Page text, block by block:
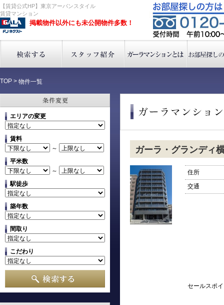
【賃貸公式HP】東京アーバンスタイル
賃貸マンション
掲載物件以外にも未公開物件多数！
TOP > 物件一覧
エリアの変更
賃料
～
平米数
～
駅徒歩
築年数
間取り
こだわり
ガーラ・グランディ
住所
交通
セールスポ